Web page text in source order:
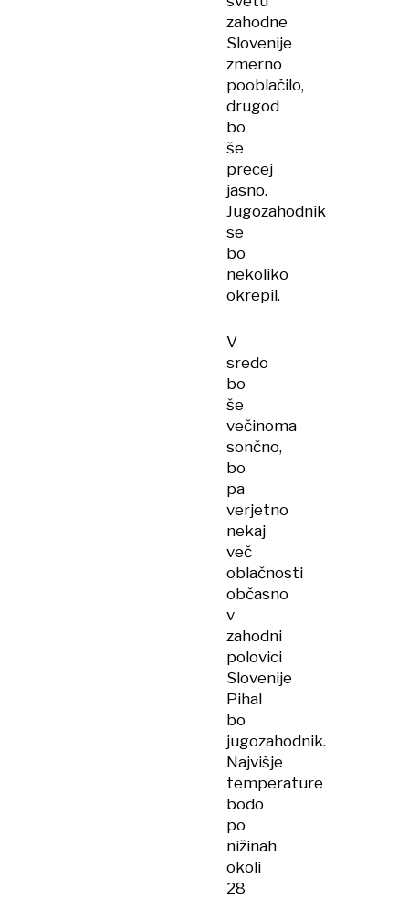
zahodne
Slovenije
zmerno
pooblačilo,
drugod
bo
še
precej
jasno.
Jugozahodnik
se
bo
nekoliko
okrepil.
V
sredo
bo
še
večinoma
sončno,
bo
pa
verjetno
nekaj
več
oblačnosti
občasno
v
zahodni
polovici
Slovenije
Pihal
bo
jugozahodnik.
Najvišje
temperature
bodo
po
nižinah
okoli
28